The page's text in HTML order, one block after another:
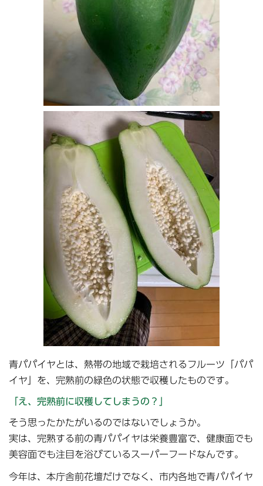
青パパイヤとは、熱帯の地域で栽培されるフルーツ「パパ
イヤ」を、完熟前の緑色の状態で収穫したものです。
「え、完熟前に収穫してしまうの？」
そう思ったかたがいるのではないでしょうか。
実は、完熟する前の青パパイヤは栄養豊富で、健康面でも
美容面でも注目を浴びているスーパーフードなんです。
今年は、本庁舎前花壇だけでなく、市内各地で青パパイヤ